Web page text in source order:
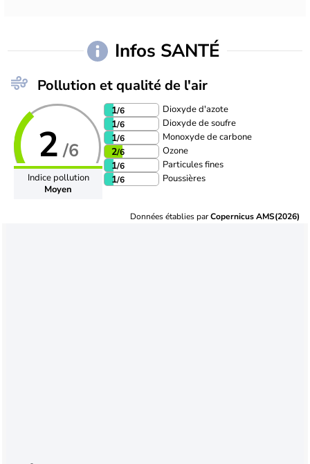
Infos SANTÉ
Pollution et qualité de l'air
2 /6
Indice pollution
Moyen
1/6 Dioxyde d'azote
1/6 Dioxyde de soufre
1/6 Monoxyde de carbone
2/6 Ozone
1/6 Particules fines
1/6 Poussières
Données établies parCopernicus AMS(2026)